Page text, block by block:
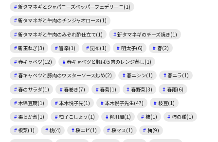
新タマネギとジャパニーズペッパーフェデリーニ(1)
新タマネギと牛肉のチンジャオロース(1)
新タマネギと牛肉のみぞれ酢仕立て(1)
新タマネギのチーズ焼き(1)
新玉ねぎ(3)
旨辛(1) 昆布(1) 明太子(6)
春(2)
春キャベツ(12)
春キャベツと豚ばら肉のレンジ蒸し(1)
春キャベツと豚肉のウスターソース炒め(2)
春ニシン(1)
春ニラ(1)
春のサラダ(1)
春巻き(7) 春菊(1) 春野菜(3)
春雨(6)
木綿豆腐(1)
本木悦子先(1) 本木悦子先生(47)
枝豆(1)
柔らか煮(1)
柚子こしょう(1) 柳川風(1) 柿(1)
柿の種(1)
根菜(1)
桃(4) 桜エビ(1) 桜マス(1)
梅(9)